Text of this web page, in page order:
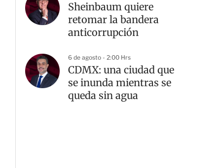
Sheinbaum quiere
retomar la bandera
anticorrupción
6 de agosto - 2:00 Hrs
CDMX: una ciudad que
se inunda mientras se
queda sin agua